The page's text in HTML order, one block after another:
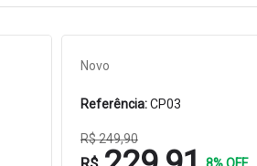
Novo
Referência:CP03
R$ 249,90
8% OFF